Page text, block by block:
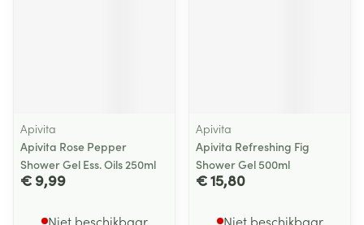
Apivita
Apivita Rose Pepper
Shower Gel Ess. Oils 250ml
€ 9,99
Niet beschikbaar
Apivita
Apivita Refreshing Fig
Shower Gel 500ml
€ 15,80
Niet beschikbaar